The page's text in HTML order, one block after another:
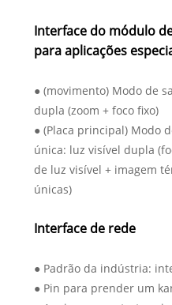
Interface do módulo
para aplicações
● (movimento) Modo de
dupla (zoom + foco fixo)
● (Placa principal) Modo
única: luz visível dupla
de luz visível + imagem
únicas)
Interface de rede
● Padrão da indústria:
● Pin para prender um